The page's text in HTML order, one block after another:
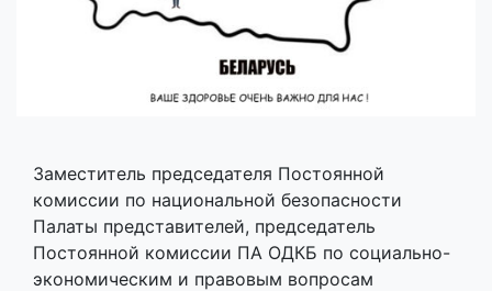
Заместитель председателя Постоянной
комиссии по национальной безопасности
Палаты представителей, председатель
Постоянной комиссии ПА ОДКБ по социально-
экономическим и правовым вопросам